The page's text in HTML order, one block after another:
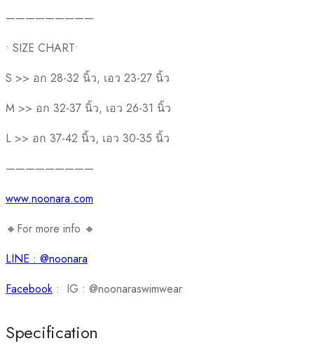
—————————
• SIZE CHART•
S >> อก 28-32 นิ้ว, เอว 23-27 นิ้ว
M >> อก 32-37 นิ้ว, เอว 26-31 นิ้ว
L >> อก 37-42 นิ้ว, เอว 30-35 นิ้ว
—————————
www.noonara.com
🔸For more info 🔸
LINE : @noonara
Facebook : IG : @noonaraswimwear
Specification